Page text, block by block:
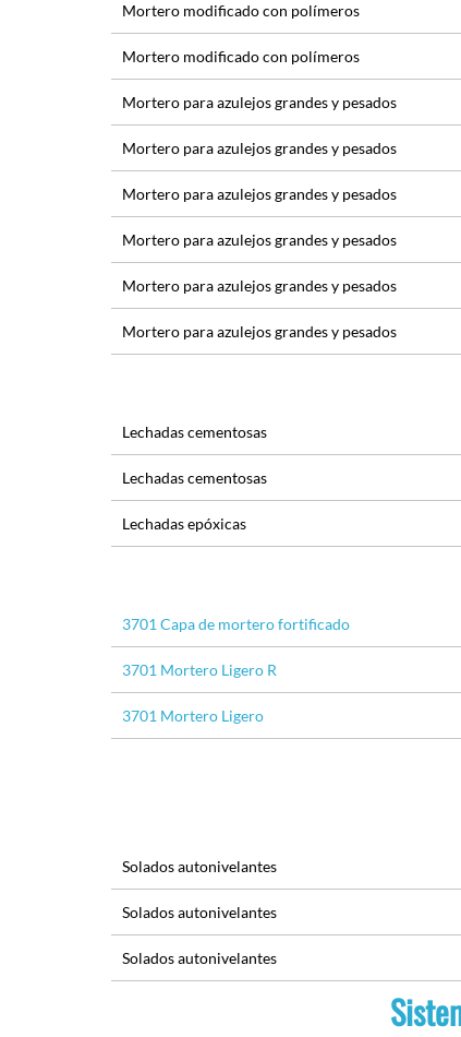
Mortero modificado con polímeros
Mortero modificado con polímeros
Mortero para azulejos grandes y pesados
Mortero para azulejos grandes y pesados
Mortero para azulejos grandes y pesados
Mortero para azulejos grandes y pesados
Mortero para azulejos grandes y pesados
Mortero para azulejos grandes y pesados
Lechadas cementosas
Lechadas cementosas
Lechadas epóxicas
3701 Capa de mortero fortificado
3701 Mortero Ligero R
3701 Mortero Ligero
Solados autonivelantes
Solados autonivelantes
Solados autonivelantes